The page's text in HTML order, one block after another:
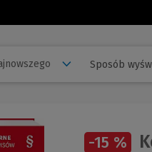
Sposób
-15 %